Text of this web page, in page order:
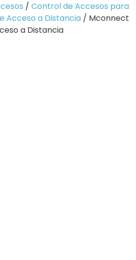
/ Control de Accesos para
Acceso a Distancia / Mconnect
a Distancia